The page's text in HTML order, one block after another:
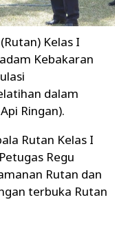
Kelas I
Kebakaran
dalam
Ringan).
Rutan Kelas I
Regu
Rutan dan
terbuka Rutan